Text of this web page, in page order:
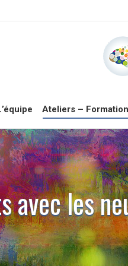
Ateliers –
avec les